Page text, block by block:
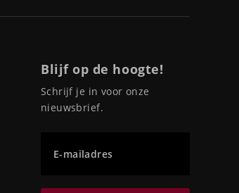
Blijf op de hoogte!
Schrijf je in voor onze
nieuwsbrief.
E-mailadres